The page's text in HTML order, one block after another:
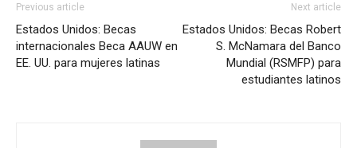
Previous article
Estados Unidos: Becas
internacionales Beca AAUW en
EE. UU. para mujeres latinas
Next article
Estados Unidos: Becas Robert
S. McNamara del Banco
Mundial (RSMFP) para
estudiantes latinos